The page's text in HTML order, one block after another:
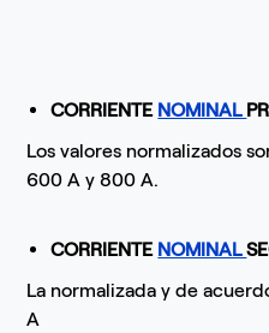
CORRIENTE NOMINAL
Los valores normalizados
600 A y 800 A.
CORRIENTE NOMINAL
La normalizada y de
A